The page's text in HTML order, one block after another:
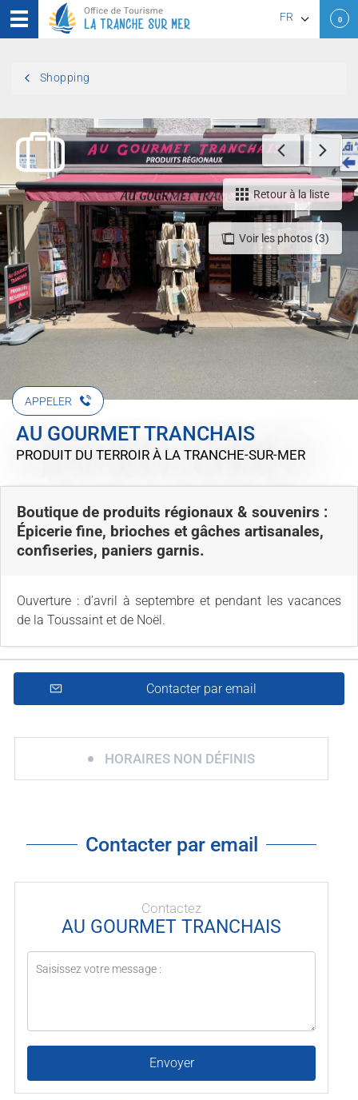
0
FR
Shopping
Voir les photos (3)
Retour à la liste
APPELER
AU GOURMET TRANCHAIS
PRODUIT DU TERROIR À LA TRANCHE-SUR-MER
Boutique de produits régionaux & souvenirs :
Épicerie fine, brioches et gâches artisanales,
confiseries, paniers garnis.
Ouverture : d’avril à septembre et pendant les vacances
de la Toussaint et de Noël.
Contacter par email
HORAIRES NON DÉFINIS
Contacter par email
Contactez
AU GOURMET TRANCHAIS
Envoyer